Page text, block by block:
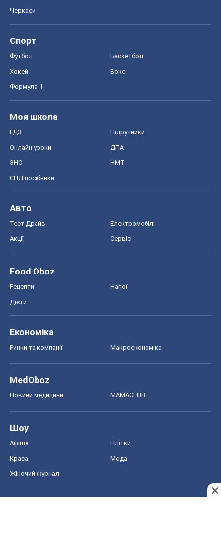
Черкаси
Спорт
Футбол Баскетбол
Хокей Бокс
Формула-1
Моя школа
ГДЗ Підручники
Онлайн уроки ДПА
ЗНО НМТ
СНД посібники
Авто
Тест Драйв Електромобілі
Акції Сервіс
Food Oboz
Рецепти Напої
Дієти
Економіка
Ринки та компанії Макроекономіка
MedOboz
Новини медицини MAMACLUB
Шоу
Афіша Плітки
Краса Мода
Жіночий журнал